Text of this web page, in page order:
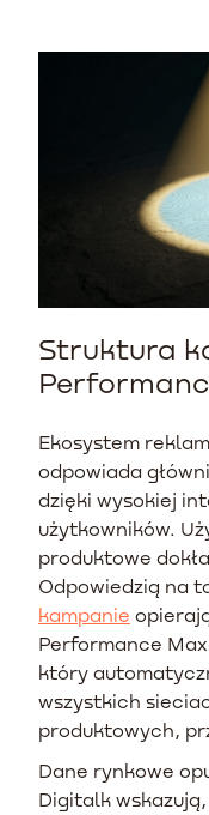
Struktura
Ekosystem
odpowiada
dzięki wysokiej
użytkowników.
produktowe
Odpowiedzią na
kampanie
Performance
który
wszystkich
produktowych,
Dane rynkowe
Digitalk